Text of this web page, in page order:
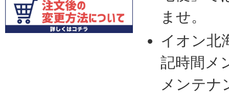
ませ。
イオン北
記時間メ
メンテナ